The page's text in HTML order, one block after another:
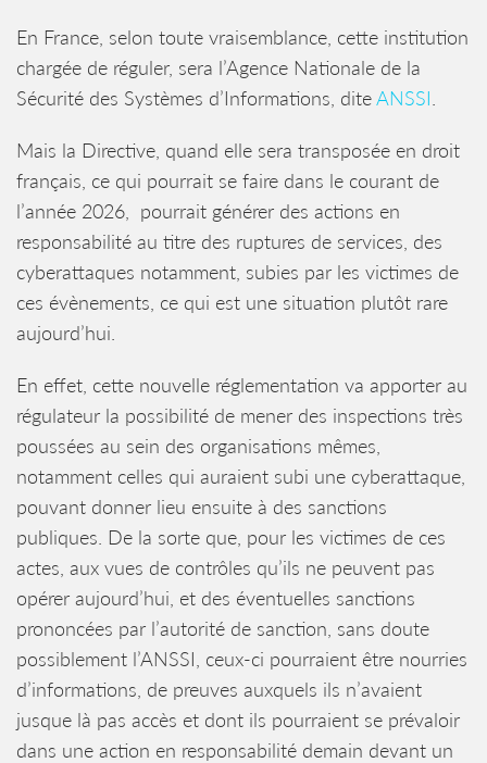
En France, selon toute vraisemblance, cette institution
chargée de réguler, sera l’Agence Nationale de la
Sécurité des Systèmes d’Informations, diteANSSI
Mais la Directive, quand elle sera transposée en droit
français, ce qui pourrait se faire dans le courant de
l’année 2026, pourrait générer des actions en
responsabilité au titre des ruptures de services, des
cyberattaques notamment, subies par les victimes de
ces évènements, ce qui est une situation plutôt rare
aujourd’hui.
En effet, cette nouvelle réglementation va apporter au
régulateur la possibilité de mener des inspections très
poussées au sein des organisations mêmes,
notamment celles qui auraient subi une cyberattaque,
pouvant donner lieu ensuite à des sanctions
publiques. De la sorte que, pour les victimes de ces
actes, aux vues de contrôles qu’ils ne peuvent pas
opérer aujourd’hui, et des éventuelles sanctions
prononcées par l’autorité de sanction, sans doute
possiblement l’ANSSI, ceux-ci pourraient être nourries
d’informations, de preuves auxquels ils n’avaient
jusque là pas accès et dont ils pourraient se prévaloir
dans une action en responsabilité demain devant un